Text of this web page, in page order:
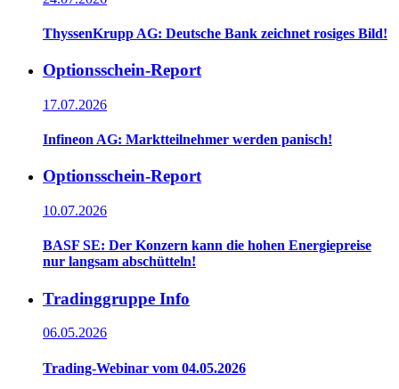
ThyssenKrupp AG: Deutsche Bank zeichnet rosiges Bild!
Optionsschein-Report
17.07.2026
Infineon AG: Marktteilnehmer werden panisch!
Optionsschein-Report
10.07.2026
BASF SE: Der Konzern kann die hohen Energiepreise
nur langsam abschütteln!
Tradinggruppe Info
06.05.2026
Trading-Webinar vom 04.05.2026